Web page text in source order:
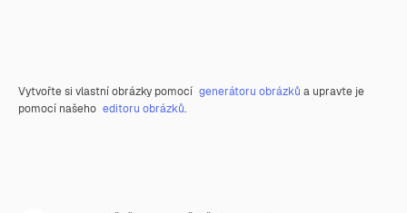
Vytvořte si vlastní obrázky pomocí generátoru obrázků a upravte je
pomocí našeho editoru obrázků.